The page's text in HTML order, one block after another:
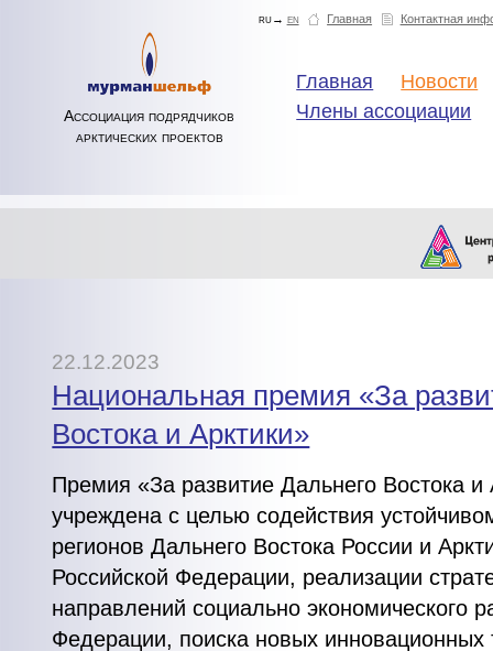
Ассоциация подрядчиков
арктических проектов
Контактная
Главная
ru→ en
Главная
Новости
Члены ассоциации
22.12.2023
Национальная премия «За
Востока и Арктики»
Премия «За развитие Дальнего Востока и
учреждена с целью содействия
регионов Дальнего Востока России и
Российской Федерации, реализации
направлений социально экономического
Федерации, поиска новых инновационных